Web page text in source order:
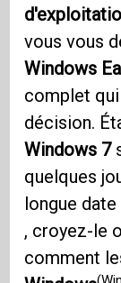
vous vous
Windows
complet qui
décision.
Windows 7
quelques
longue
, croyez-le
comment